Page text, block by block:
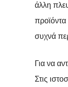
άλλη
συχνά
Για να
Στις